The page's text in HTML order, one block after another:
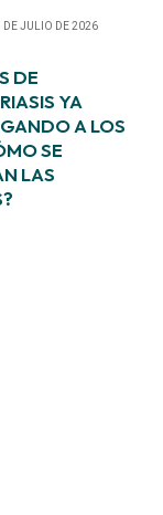
DE JULIO DE 2026
DE
YA
A LOS
SE
LAS